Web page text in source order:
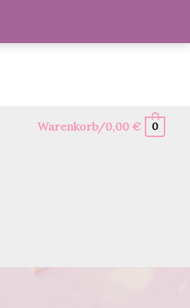
Warenkorb/0,00€ 0